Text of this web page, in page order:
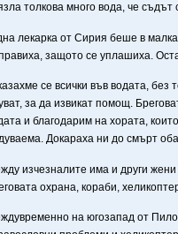
толкова много вода, че съдът
лекарка от Сирия беше в
защото се уплашиха.
се всички във водата,
за да извикат помощ.
и благодарим на хората,
Докараха ни до смърт
изчезналите има и други
охрана, кораби,
на югозапад от